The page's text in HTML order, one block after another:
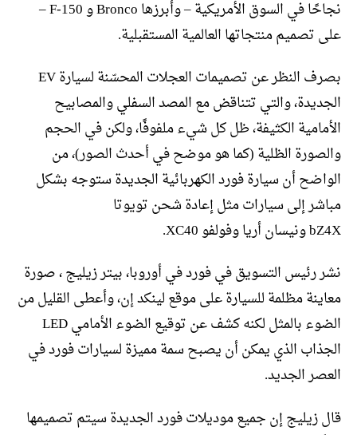
نجاحًا في السوق الأمريكية – وأبرزها Bronco و F-150 –
على تصميم منتجاتها العالمية المستقبلية.
بصرف النظر عن تصميمات العجلات المحسّنة لسيارة EV
الجديدة، والتي تتناقض مع المصد السفلي والمصابيح
الأمامية الكثيفة، ظل كل شيء ملفوفًا، ولكن في الحجم
والصورة الظلية (كما هو موضح في أحدث الصور)، من
الواضح أن سيارة فورد الكهربائية الجديدة ستوجه بشكل
مباشر إلى سيارات مثل إعادة شحن تويوتا
bZ4X ونيسان أريا وفولفو XC40.
نشر رئيس التسويق في فورد في أوروبا، بيتر زيليج ، صورة
معاينة مظلمة للسيارة على موقع لينكد إن، وأعطى القليل من
الضوء بالمثل لكنه كشف عن توقيع الضوء الأمامي LED
الجذاب الذي يمكن أن يصبح سمة مميزة لسيارات فورد في
العصر الجديد.
قال زيليج إن جميع موديلات فورد الجديدة سيتم تصميمها